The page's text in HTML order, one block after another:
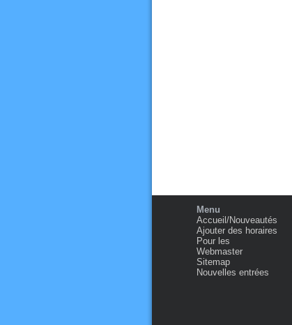
Menu
Accueil/Nouveautés
Ajouter des horaires
Pour les
Webmaster
Sitemap
Nouvelles entrées